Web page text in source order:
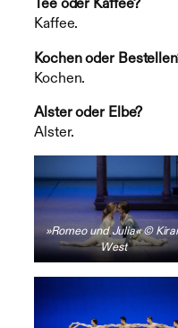
Kaffee.
Kochen oder
Kochen.
Alster oder Elbe?
Alster.
»Romeo und Julia« ©
West